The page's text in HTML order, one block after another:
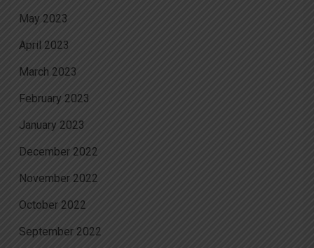
May 2023
April 2023
March 2023
February 2023
January 2023
December 2022
November 2022
October 2022
September 2022